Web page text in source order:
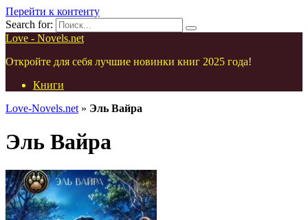
Перейти к контенту
Search for:
Love - Novels.net
Откройте для себя лучшие новинки книг 2025 года!
Книги
Love-Novels.net » Эль Вайра
Эль Вайра